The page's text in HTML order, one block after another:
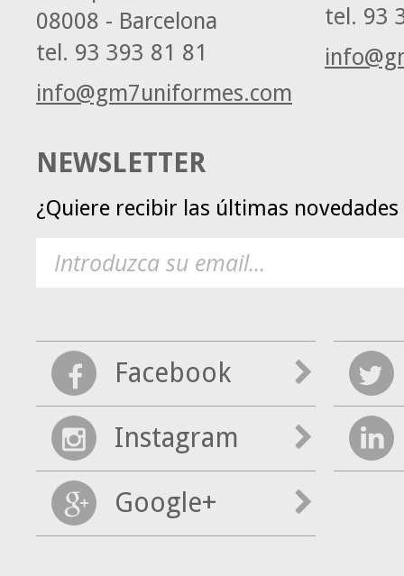
tel. 93
08008 - Barcelona
tel. 93 393 81 81
info@gm7uniformes.com
NEWSLETTER
¿Quiere recibir las últimas
Facebook
Instagram
Google+